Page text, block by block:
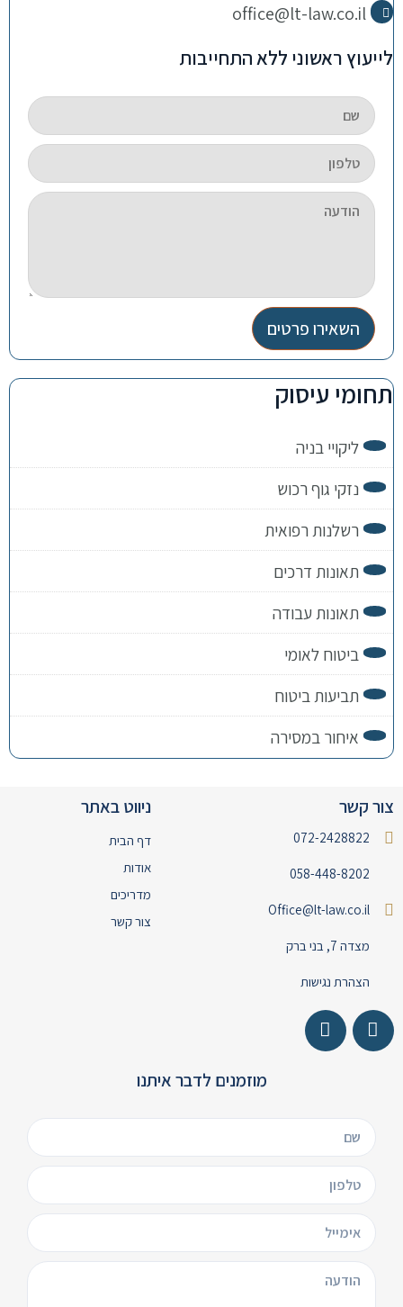
office@lt-law.co.il
לייעוץ ראשוני ללא התחייבות
השאירו פרטים
תחומי עיסוק
ליקויי בניה
נזקי גוף רכוש
רשלנות רפואית
תאונות דרכים
תאונות עבודה
ביטוח לאומי
תביעות ביטוח
איחור במסירה
צור קשר
072-2428822
058-448-8202
Office@lt-law.co.il
מצדה 7, בני ברק
הצהרת נגישות
ניווט באתר
דף הבית
אודות
מדריכים
צור קשר
מוזמנים לדבר איתנו